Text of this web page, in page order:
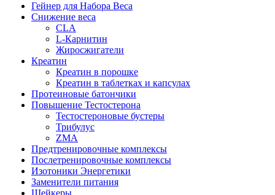
Гейнер для Набора Веса
Снижение веса
CLA
L-Карнитин
Жиросжигатели
Креатин
Креатин в порошке
Креатин в таблетках и капсулах
Протеиновые батончики
Повышение Тестостерона
Тестостероновые бустеры
Трибулус
ZMA
Предтренировочные комплексы
Послетренировочные комплексы
Изотоники Энергетики
Заменители питания
Шейкеры